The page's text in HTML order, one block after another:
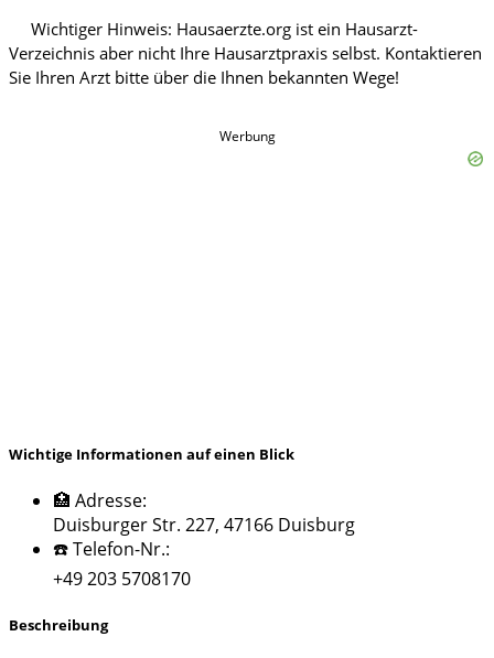
Werbung
Wichtige Informationen auf einen Blick
🏥 Adresse:
Duisburger Str. 227, 47166 Duisburg
☎️ Telefon-Nr.:
+49 203 5708170
Beschreibung